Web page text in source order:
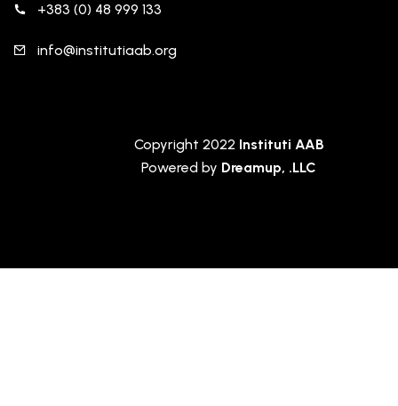
+383 (0) 48 999 133
info@institutiaab.org
Copyright 2022 Instituti AAB
Powered by Dreamup, .LLC